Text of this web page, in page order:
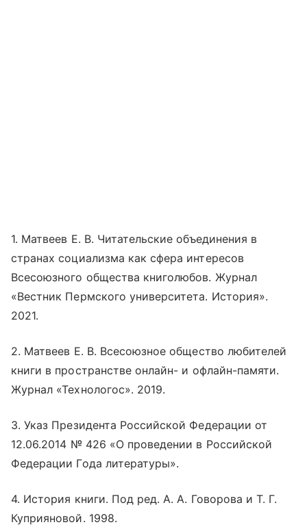
1. Матвеев Е. В. Читательские объединения в
странах социализма как сфера интересов
Всесоюзного общества книголюбов. Журнал
«Вестник Пермского университета. История».
2021.
2. Матвеев Е. В. Всесоюзное общество любителей
книги в пространствеонлайн- и офлайн-памяти.
Журнал «Технологос». 2019.
3. Указ Президента Российской Федерации от
12.06.2014 № 426 «О проведении в Российской
Федерации Года литературы».
4. История книги. Под ред. А. А. Говорова и Т. Г.
Куприяновой. 1998.